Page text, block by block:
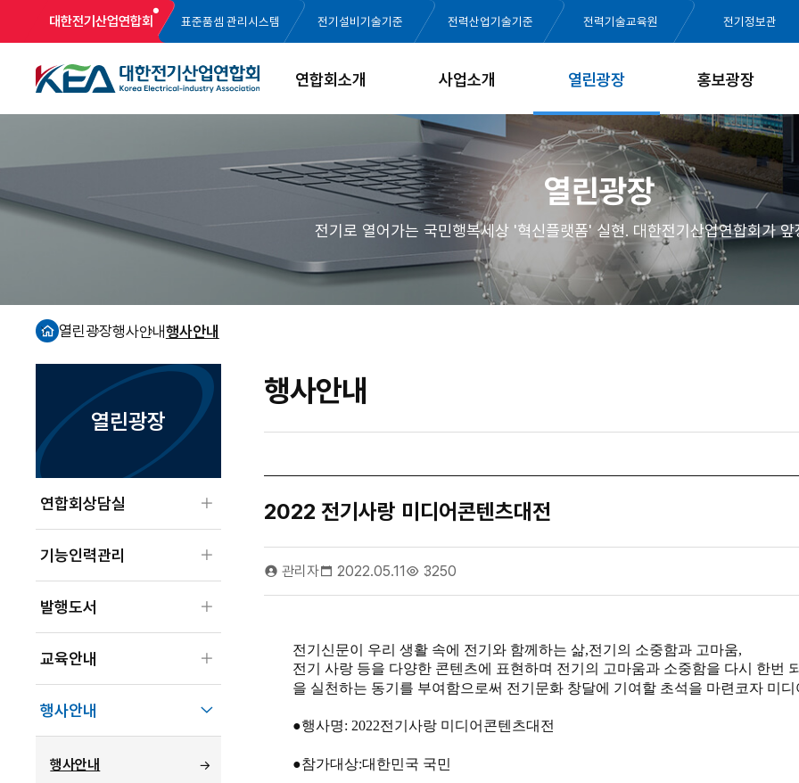
대한전기산업연합회 표준품셈 관리시스템 전기설비기술기준 전력산업기술기준 전력기술교육원 전기정보관
연합회소개 사업소개 열린광장 홍보광장
열린광장
전기로 열어가는 국민행복세상 '혁신플랫폼' 실현. 대한전기산업연합회가 앞
홈
열린광장행사안내행사안내
열린광장
연합회상담실
기능인력관리
발행도서
교육안내
행사안내
행사안내
행사안내
2022 전기사랑 미디어콘텐츠대전
관리자 2022.05.11 3250
전기신문이 우리 생활 속에 전기와 함께하는 삶,전기의 소중함과 고마움,
전기 사랑 등을 다양한 콘텐츠에 표현하며 전기의 고마움과 소중함을 다시 한번
을 실천하는 동기를 부여함으로써 전기문화 창달에 기여할 초석을 마련코자 미
●행사명: 2022전기사랑 미디어콘텐츠대전
●참가대상:대한민국 국민